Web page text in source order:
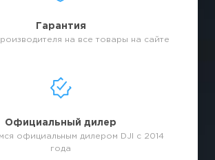
Гарантия
на все товары на сайте
Официальный дилер
официальным дилером DJI с 2014
года